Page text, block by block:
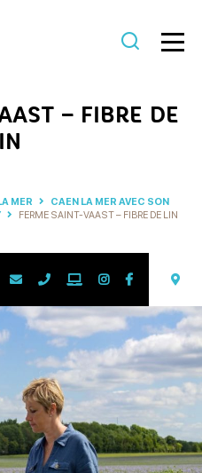
– FIBRE DE
MER
CAEN LA MER AVEC SON
FERME SAINT-VAAST – FIBRE DE LIN